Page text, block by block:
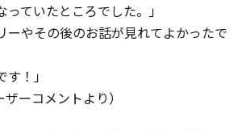
っていたところでした。」
ーやその後のお話が見れてよかったで
す！」
ーコメントより）